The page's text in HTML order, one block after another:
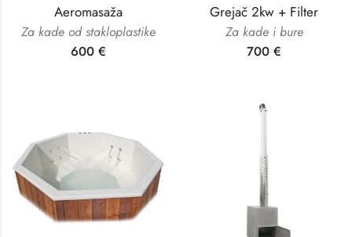
Aeromasaža
Za kade od stakloplastike
600 €
Grejač 2kw + Filter
Za kade i bure
700 €